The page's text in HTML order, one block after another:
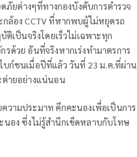
ภัยต่างๆที่ทางกองบังคับการตำรวจ
ล้อง CCTV ที่หากพบผู้ไม่หยุดรถ
เป็นจริงโดยเร็วไม่เฉพาะทุก
ด้วย อันที่จริงหากเร่งทำมาตรการ
บก์ชนเมื่อปีที่แล้ว วันที่ 23 ม.ค.ที่ผ่าน
ต่ายอย่างแน่นอน
ามประมาท คึกคะนองเพื่อเป็นการ
นอง ซึ่งไม่รู้สำนึกเข็ดหลาบกับโทษ